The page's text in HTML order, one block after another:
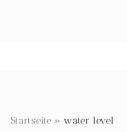
Startseite » water level